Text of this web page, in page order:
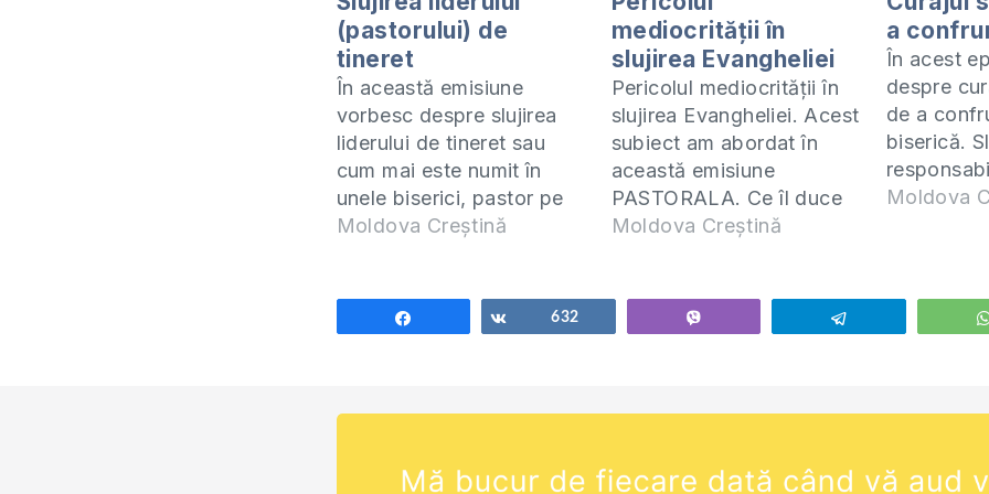
(pastorului) de
tineret
În această emisiune
vorbesc despre slujirea
liderului de tineret sau
cum mai este numit în
unele biserici, pastor pe
tineret. Mi-a pus Domnul
pastori, misionari și toți
slujitorii evangheliei. În
subiecte care țin de…
Moldova Creștină
mediocrității în
slujirea Evangheliei
Pericolul mediocrității în
slujirea Evangheliei. Acest
subiect am abordat în
această emisiune
PASTORALA. Ce îl duce
pe un slujitor al
periculoasă este aceasta
și cum poți găsi ieșire de
Domnul pe inimă să fac o
Moldova Creștină
a
În acest
despre
de a
biserică.
confrunta
Vedeți în
motivele
Moldova
Share632